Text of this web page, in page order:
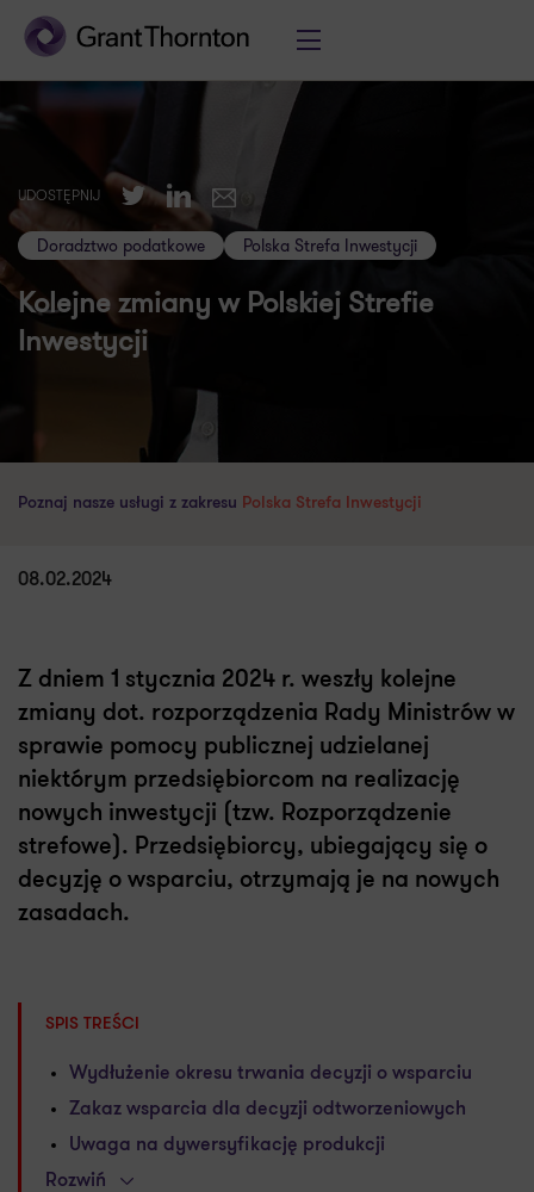
UDOSTĘPNIJ TwitterLinkedInE-mail
Doradztwo podatkowe Polska Strefa Inwestycji
Kolejne zmiany w Polskiej Strefie
Inwestycji
Poznaj nasze usługi z zakresu Polska Strefa Inwestycji
08.02.2024
Z dniem 1 stycznia 2024 r. weszły kolejne
zmiany dot. rozporządzenia Rady Ministrów w
sprawie pomocy publicznej udzielanej
niektórym przedsiębiorcom na realizację
nowych inwestycji (tzw. Rozporządzenie
strefowe). Przedsiębiorcy, ubiegający się o
decyzję o wsparciu, otrzymają je na nowych
zasadach.
SPIS TREŚCI
Wydłużenie okresu trwania decyzji o wsparciu
Zakaz wsparcia dla decyzji odtworzeniowych
Uwaga na dywersyfikację produkcji
Rozwiń